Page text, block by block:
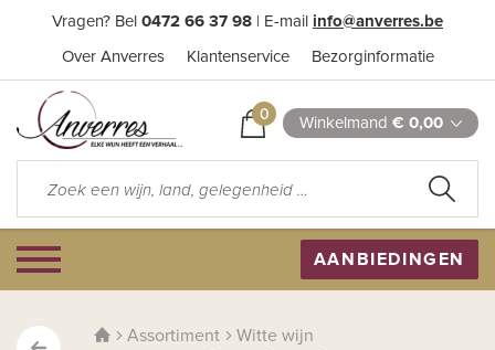
Vragen? Bel 0472 66 37 98 | E-mail info@anverres.be
Over Anverres Klantenservice Bezorginformatie
0 Winkelmand € 0,00
AANBIEDINGEN
Assortiment
Witte wijn